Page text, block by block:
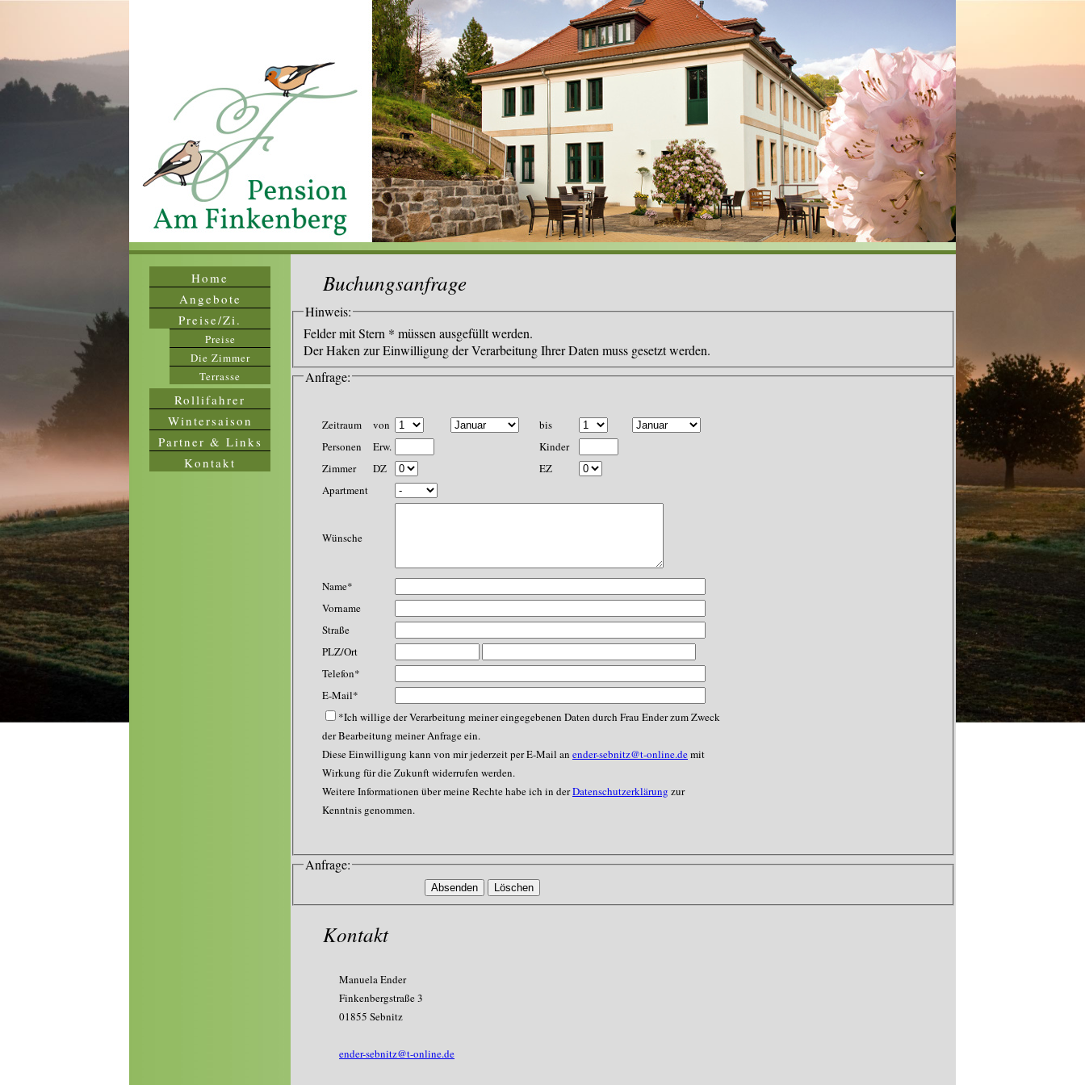
Home
Angebote
Preise/Zi.
Preise
Die Zimmer
Terrasse
Rollifahrer
Wintersaison
Partner & Links
Kontakt
Buchungsanfrage
Hinweis:
Felder mit Stern * müssen ausgefüllt werden.
Der Haken zur Einwilligung der Verarbeitung Ihrer Daten muss gesetzt werden.
Anfrage:
Zeitraum von
bis
Personen
Erw.
Kinder
Zimmer
DZ
EZ
Apartment
Wünsche
Name*
Vorname
Straße
PLZ/Ort
Telefon*
E-Mail*
*Ich willige der Verarbeitung meiner eingegebenen Daten durch Frau Ender zum Zweck
der Bearbeitung meiner Anfrage ein.
Diese Einwilligung kann von mir jederzeit per E-Mail an ender-sebnitz@t-online.de
Wirkung für die Zukunft widerrufen werden.
Weitere Informationen über meine Rechte habe ich in derDatenschutzerklärung zur
Kenntnis genommen.
Anfrage:
Kontakt
Manuela Ender
Finkenbergstraße 3
01855 Sebnitz
ender-sebnitz@t-online.de